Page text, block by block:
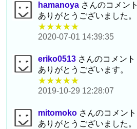
hamanoya さんのコメント
ありがとうございました。
★★★★★
2020-07-01 14:39:35
eriko0513 さんのコメント
ありがとうございます。
★★★★★
2019-10-29 12:28:07
mitomoko さんのコメント
ありがとうございました。